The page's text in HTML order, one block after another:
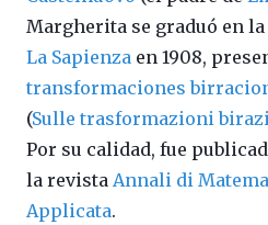
Margherita se graduó en la
La Sapienza en 1908,
transformaciones
(Sulle trasformazioni
Por su calidad, fue
la revista Annali di
Applicata.